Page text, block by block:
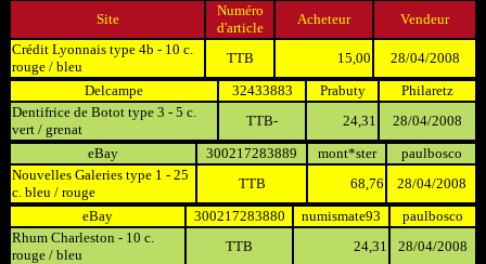
Site
Numéro
d'article
Acheteur
Vendeur
Crédit Lyonnais type 4b - 10 c.
rouge / bleu
TTB 15,00
28/04/2008
Delcampe
32433883 Prabuty
Philaretz
Dentifrice de Botot type 3 - 5 c.
vert / grenat
TTB- 24,31
28/04/2008
eBay
300217283889 mont*ster
paulbosco
Nouvelles Galeries type 1 - 25
c. bleu / rouge
TTB 68,76
28/04/2008
eBay
300217283880 numismate93
paulbosco
Rhum Charleston - 10 c.
rouge / bleu
TTB 24,31
28/04/2008